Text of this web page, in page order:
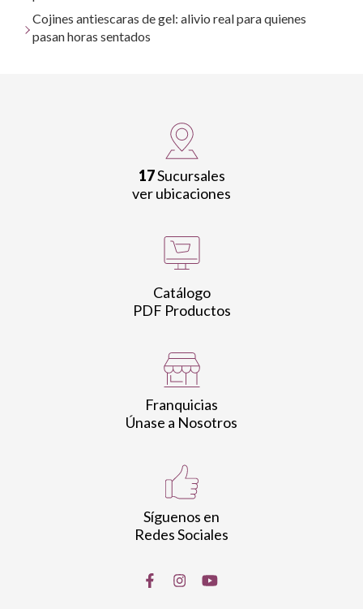
Cojines antiescaras de gel: alivio real para quienes
pasan horas sentados
17Sucursales
ver ubicaciones
Catálogo
PDF Productos
Franquicias
Únase a Nosotros
Síguenos en
Redes Sociales